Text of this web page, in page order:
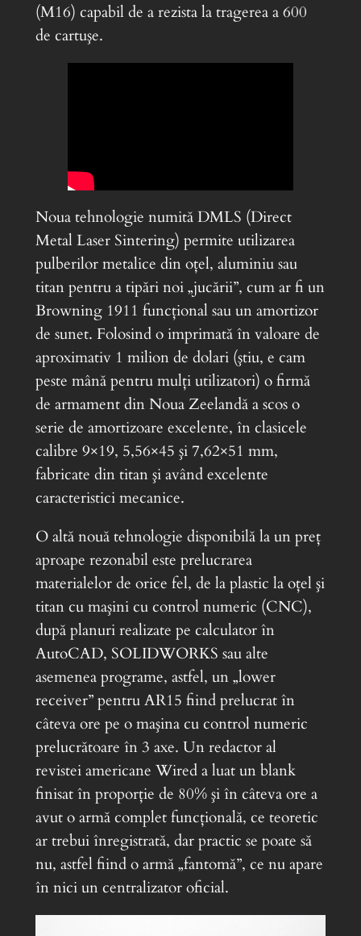
(M16) capabil de a rezista la tragerea a 600
de cartuşe.
Noua tehnologie numită DMLS (Direct
Metal Laser Sintering) permite utilizarea
pulberilor metalice din oţel, aluminiu sau
titan pentru a tipări noi „jucării”, cum ar fi un
Browning 1911 funcţional sau un amortizor
de sunet. Folosind o imprimată în valoare de
aproximativ 1 milion de dolari (ştiu, e cam
peste mână pentru mulţi utilizatori) o firmă
de armament din Noua Zeelandă a scos o
serie de amortizoare excelente, în clasicele
calibre 9×19, 5,56×45 şi 7,62×51 mm,
fabricate din titan şi având excelente
caracteristici mecanice.
O altă nouă tehnologie disponibilă la un preţ
aproape rezonabil este prelucrarea
materialelor de orice fel, de la plastic la oţel şi
titan cu maşini cu control numeric (CNC),
după planuri realizate pe calculator în
AutoCAD, SOLIDWORKS sau alte
asemenea programe, astfel, un „lower
receiver” pentru AR15 fiind prelucrat în
câteva ore pe o maşina cu control numeric
prelucrătoare în 3 axe. Un redactor al
revistei americane Wired a luat un blank
finisat în proporţie de 80% şi în câteva ore a
avut o armă complet funcţională, ce teoretic
ar trebui înregistrată, dar practic se poate să
nu, astfel fiind o armă „fantomă”, ce nu apare
în nici un centralizator oficial.